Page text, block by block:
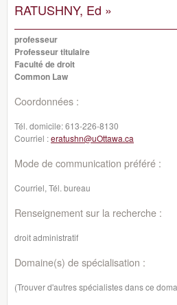
RATUSHNY, Ed »
professeur
Professeur titulaire
Faculté de droit
Common Law
Coordonnées :
Tél. domicile:613-226-8130
Courriel :eratushn@uOttawa.ca
Mode de communication préféré :
Courriel, Tél. bureau
Renseignement sur la recherche :
droit administratif
Domaine(s) de spécialisation :
(Trouver d'autres spécialistes dans ce